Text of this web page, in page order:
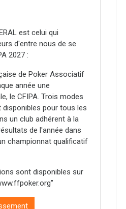
est celui qui
d'entre nous de se
2027 :
de Poker Associatif
année une
le CFIPA. Trois modes
pour tous les
un club adhérent à la
de l'année dans
championnat qualificatif
sont disponibles sur